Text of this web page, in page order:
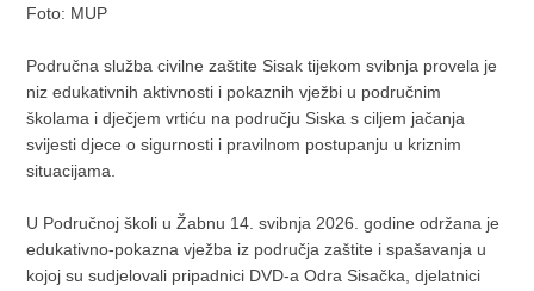
Foto: MUP
Područna služba civilne zaštite Sisak tijekom svibnja provela je
niz edukativnih aktivnosti i pokaznih vježbi u područnim
školama i dječjem vrtiću na području Siska s ciljem jačanja
svijesti djece o sigurnosti i pravilnom postupanju u kriznim
situacijama.
U Područnoj školi u Žabnu 14. svibnja 2026. godine održana je
edukativno-pokazna vježba iz područja zaštite i spašavanja u
kojoj su sudjelovali pripadnici DVD-a Odra Sisačka, djelatnici